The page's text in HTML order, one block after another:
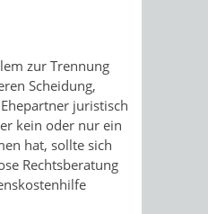
zur Trennung
Scheidung,
juristisch
kein oder nur ein
hat, sollte sich
Rechtsberatung